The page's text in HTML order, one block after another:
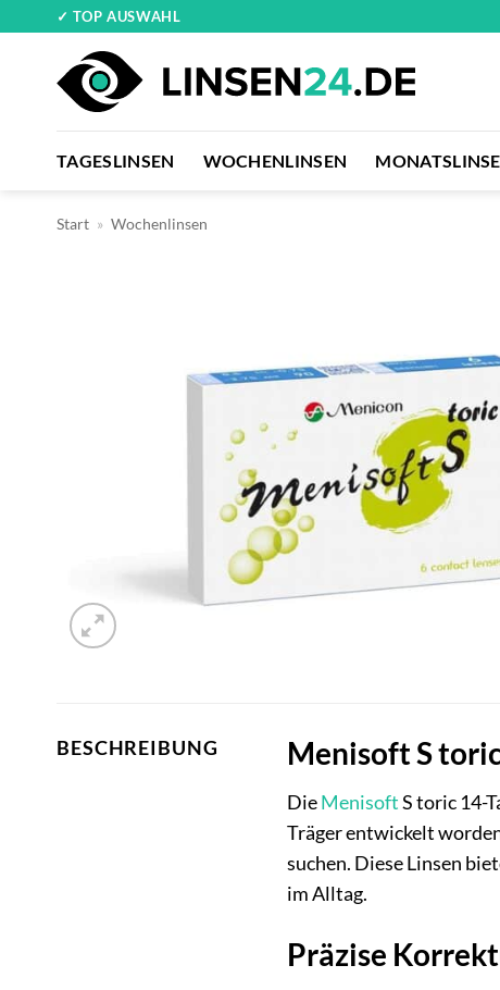
springen
✓ TOP AUSWAHL
TAGESLINSEN WOCHENLINSEN
Start » Wochenlinsen
BESCHREIBUNG Menisoft S
DieMenisoftS toric 14-
Träger entwickelt
suchen. Diese Linsen
im Alltag.
Präzise